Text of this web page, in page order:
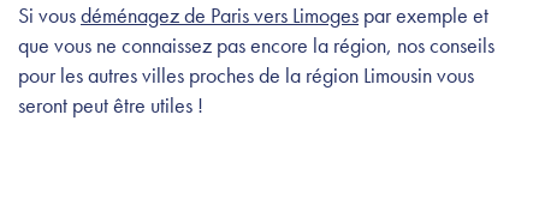
Si vousdéménagez de Paris vers Limoges par exemple et
que vous ne connaissez pas encore la région, nos conseils
pour les autres villes proches de la région Limousin vous
seront peut être utiles !